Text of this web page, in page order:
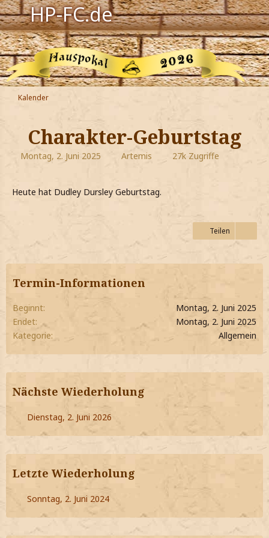
HP-FC.de
Navigation
Harry Potter
Der HP-FC
Hogwarts
Zauberwelt
Jetzt Fanclub-Mitglied werden!
Kalender
Charakter-Geburtstag
Montag, 2. Juni 2025 Artemis 27k Zugriffe
Heute hat Dudley Dursley Geburtstag.
Teilen
Termin-Informationen
Beginnt
Montag, 2. Juni 2025
Endet
Montag, 2. Juni 2025
Kategorie
Allgemein
Nächste Wiederholung
Dienstag, 2. Juni 2026
Letzte Wiederholung
Sonntag, 2. Juni 2024